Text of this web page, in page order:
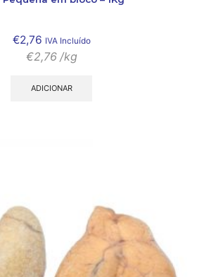
€2,76 IVA Incluído
€2,76 /kg
ADICIONAR